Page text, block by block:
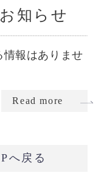
知らせ
情報はありませ
Read more
へ戻る